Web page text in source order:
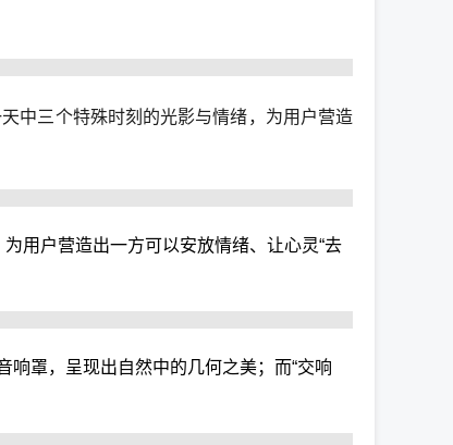
天中三个特殊时刻的光影与情绪，为用户营造
用户营造出一方可以安放情绪、让心灵“去
罩，呈现出自然中的几何之美；而“交响